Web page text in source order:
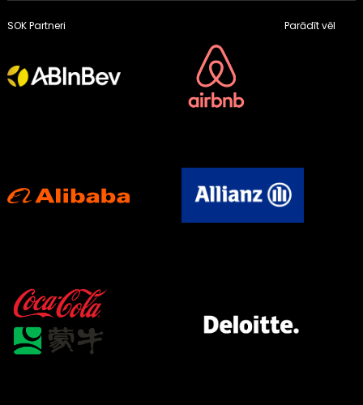
SOK Partneri Parādīt vēl